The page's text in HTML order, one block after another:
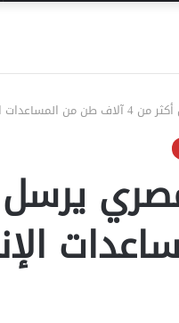
الشاملة إلى غزة